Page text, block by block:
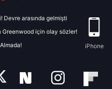
Devre arasında gelmişti
Greenwood için olay sözler!
iPhone